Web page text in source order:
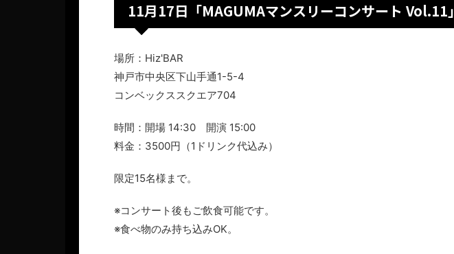
11月17日「MAGUMAマンスリーコンサート Vol.11」
場所：Hiz'BAR
神戸市中央区下山手通1-5-4
コンベックススクエア704
時間：開場 14:30 開演 15:00
料金：3500円（1ドリンク代込み）
限定15名様まで。
※コンサート後もご飲食可能です。
※食べ物のみ持ち込みOK。